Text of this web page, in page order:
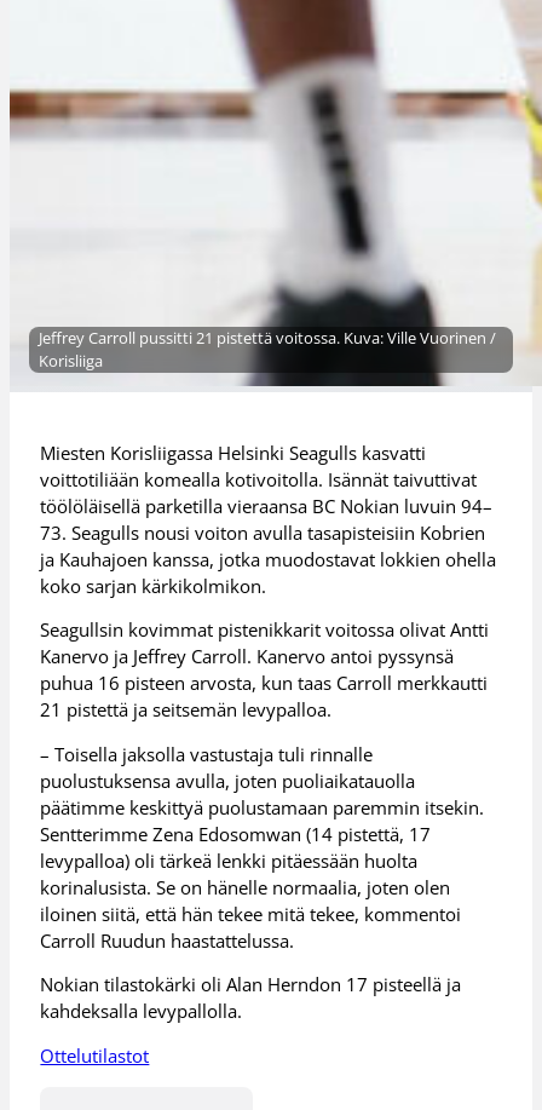
Jeffrey Carroll pussitti 21 pistettä voitossa. Kuva: Ville Vuorinen /
Korisliiga
Miesten Korisliigassa Helsinki Seagulls kasvatti
voittotiliään komealla kotivoitolla. Isännät taivuttivat
töölöläisellä parketilla vieraansa BC Nokian luvuin 94–
73. Seagulls nousi voiton avulla tasapisteisiin Kobrien
ja Kauhajoen kanssa, jotka muodostavat lokkien ohella
koko sarjan kärkikolmikon.
Seagullsin kovimmat pistenikkarit voitossa olivat Antti
Kanervo ja Jeffrey Carroll. Kanervo antoi pyssynsä
puhua 16 pisteen arvosta, kun taas Carroll merkkautti
21 pistettä ja seitsemän levypalloa.
– Toisella jaksolla vastustaja tuli rinnalle
puolustuksensa avulla, joten puoliaikatauolla
päätimme keskittyä puolustamaan paremmin itsekin.
Sentterimme Zena Edosomwan (14 pistettä, 17
levypalloa) oli tärkeä lenkki pitäessään huolta
korinalusista. Se on hänelle normaalia, joten olen
iloinen siitä, että hän tekee mitä tekee, kommentoi
Carroll Ruudun haastattelussa.
Nokian tilastokärki oli Alan Herndon 17 pisteellä ja
kahdeksalla levypallolla.
Ottelutilastot